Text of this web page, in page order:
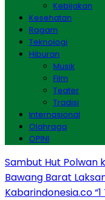
Kebijakan
Kesehatan
Ragam
Teknologi
Hiburan
Musik
Film
Teater
Tradisi
Internasional
Olahraga
OPINI
Sambut Hut Polwan
Bawang Barat
Kabarindonesia.co